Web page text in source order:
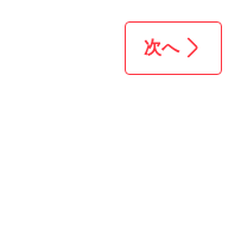
次へ